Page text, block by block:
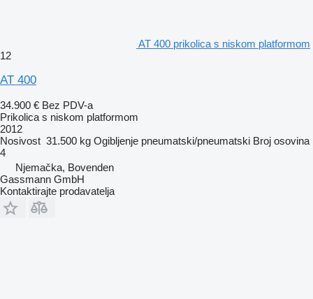
AT 400 prikolica s niskom platformom
12
AT 400
34.900 € Bez PDV-a
Prikolica s niskom platformom
2012
Nosivost 31.500 kg Ogibljenje pneumatski/pneumatski Broj osovina
4
Njemačka, Bovenden
Gassmann GmbH
Kontaktirajte prodavatelja